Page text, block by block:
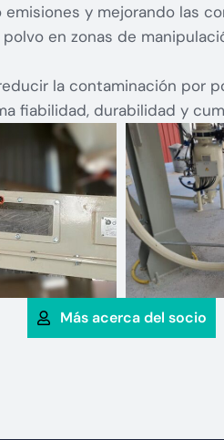
y mejorando las
en zonas de
la contaminación por
fiabilidad, durabilidad y
Más acerca del socio